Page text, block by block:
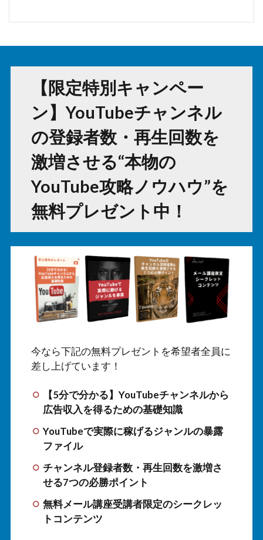
【限定特別キャンペー
ン】YouTubeチャンネル
の登録者数・再生回数を
激増させる“本物の
YouTube攻略ノウハウ”を
無料プレゼント中！
今なら下記の無料プレゼントを希望者全員に
差し上げています！
【5分で分かる】YouTubeチャンネルから
広告収入を得るための基礎知識
YouTubeで実際に稼げるジャンルの暴露
ファイル
チャンネル登録者数・再生回数を激増さ
せる7つの必勝ポイント
無料メール講座受講者限定のシークレッ
トコンテンツ